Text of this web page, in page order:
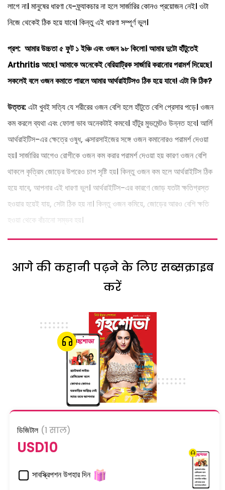
লাগে না। মানুষের ধারণা যে-ফ্র্যাকচার না হলে সার্জারির কোনও প্রয়োজন নেই। ওটা
নিজে থেকেই ঠিক হয়ে যাবে। কিন্তু এই ধারণা সম্পূর্ণ ভুল।
প্রশ: আমার উচ্চতা ৫ ফুট ১ ইঞ্চি এবং ওজন ৯৮ কিলো। আমার দুটো হাঁটুতেই
Arthritis আছে। আমাকে অনেকেই বেরিয়াট্রিক সার্জারি করানোর পরামর্শ দিয়েছে।
সকলেই বলে ওজন কমাতে পারলে আমার আর্থরাইটিসও ঠিক হয়ে যাবে! এটা কি ঠিক?
উত্তর:এটা খুবই সত্যি যে শরীরের ওজন বেশি হলে হাঁটুতে বেশি প্রেসার পড়ে। ওজন
কম করলে ব্যথা এবং ফোলা ভাব অনেকটাই কমবে। হাঁটুর মুভমেন্টও উন্নত হবে। আর্লি
আর্থরাইটিস-এর ক্ষেত্রে ওষুধ, এক্সারসাইজের সঙ্গে ওজন কমানোরও পরামর্শ দেওয়া
হয়। সার্জারির আগেও রোগীকে ওজন কম করার পরামর্শ দেওয়া হয় কারণ ওজন বেশি
থাকলে কৃত্রিম জোড়ের উপরেও চাপ সৃষ্টি হয়। কিন্তু ওজন কম হলে আর্থরাইটিস ঠিক
হয়ে যাবে, আপনার এই ধারণা ভুল। আর্থরাইটিস-এর কারণে জোড় যতটা ক্ষতিগ্রস্ত
হওয়ার হয়েই যায়, সেটা ঠিক হয় না। কিন্তু ওজন কমিয়ে, জোড়ের আরও বেশি ক্ষতি
হওয়া থেকে বাঁচানো সম্ভব হয়।
आगे की कहानी पढ़ने के लिए सब्सक्राइब
करें
ডিজিটাল (1 साल)
USD10
সাবস্ক্রিপশন উপহার দিন